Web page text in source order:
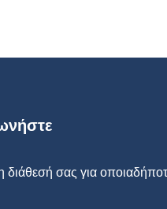
διάθεσή σας για